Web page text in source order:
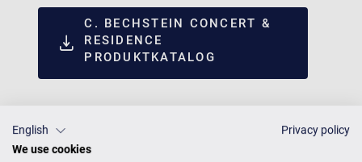
C. BECHSTEIN CONCERT &
RESIDENCE
PRODUKTKATALOG
English
Privacy policy
We use cookies